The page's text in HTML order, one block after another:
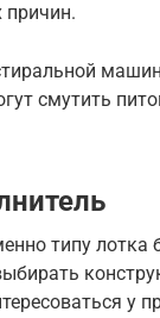
причин.
смутить
типу лотка
у